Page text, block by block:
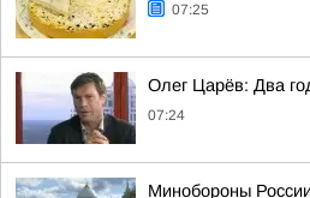
07:25
Олег Царёв: Два
07:24
Минобороны